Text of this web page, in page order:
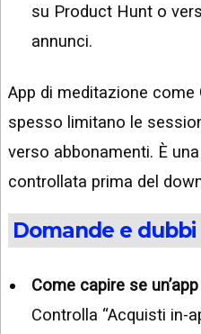
su Product Hunt o
annunci.
App di meditazione come
spesso limitano le
verso abbonamenti. È
controllata prima del
Domande e
Come capire se
Controlla “Acquisti in-